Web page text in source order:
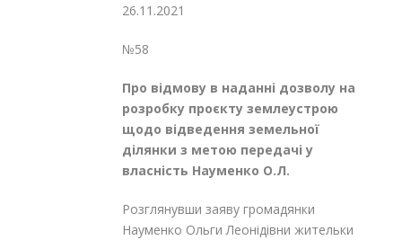
26.11.2021
№58
Про відмову в наданні дозволу на
розробку проєкту землеустрою
щодо відведення земельної
ділянки з метою передачі у
власність Науменко О.Л.
Розглянувши заяву громадянки
Науменко Ольги Леонідівни жительки